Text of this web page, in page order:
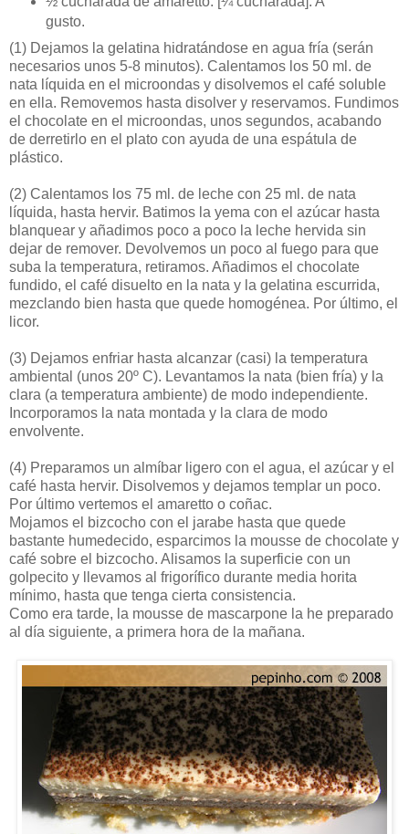
gusto.
(1) Dejamos la gelatina hidratándose en agua fría (serán
necesarios unos 5-8 minutos). Calentamos los 50 ml. de
nata líquida en el microondas y disolvemos el café soluble
en ella. Removemos hasta disolver y reservamos. Fundimos
el chocolate en el microondas, unos segundos, acabando
de derretirlo en el plato con ayuda de una espátula de
plástico.
(2) Calentamos los 75 ml. de leche con 25 ml. de nata
líquida, hasta hervir. Batimos la yema con el azúcar hasta
blanquear y añadimos poco a poco la leche hervida sin
dejar de remover. Devolvemos un poco al fuego para que
suba la temperatura, retiramos. Añadimos el chocolate
fundido, el café disuelto en la nata y la gelatina escurrida,
mezclando bien hasta que quede homogénea. Por último, el
licor.
(3) Dejamos enfriar hasta alcanzar (casi) la temperatura
ambiental (unos 20º C). Levantamos la nata (bien fría) y la
clara (a temperatura ambiente) de modo independiente.
Incorporamos la nata montada y la clara de modo
envolvente.
(4) Preparamos un almíbar ligero con el agua, el azúcar y el
café hasta hervir. Disolvemos y dejamos templar un poco.
Por último vertemos el amaretto o coñac.
Mojamos el bizcocho con el jarabe hasta que quede
bastante humedecido, esparcimos la mousse de chocolate y
café sobre el bizcocho. Alisamos la superficie con un
golpecito y llevamos al frigorífico durante media horita
mínimo, hasta que tenga cierta consistencia.
Como era tarde, la mousse de mascarpone la he preparado
al día siguiente, a primera hora de la mañana.